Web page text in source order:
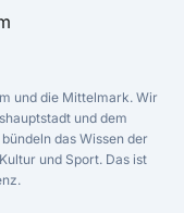
und die Mittelmark. Wir
und dem
das Wissen der
und Sport. Das ist